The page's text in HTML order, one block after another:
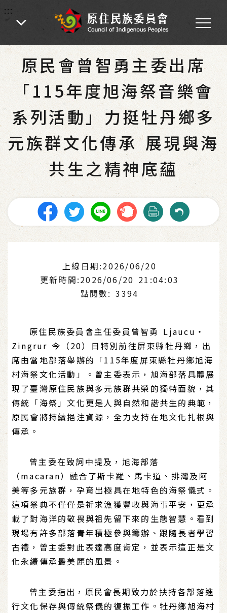
:::
:::
首頁 - 為民服務 - 最新消息 新聞稿
原民會曾智勇主委出席
「115年度旭海祭音樂會
系列活動」力挺牡丹鄉多
元族群文化傳承 展現與海
共生之精神底蘊
上線日期:2026/06/20
更新時間:2026/06/20 21:04:03
點閱數: 3394
原住民族委員會主任委員曾智勇 Ljaucu‧
Zingrur 今（20）日特別前往屏東縣牡丹鄉，出
席由當地部落舉辦的「115年度屏東縣牡丹鄉旭海
村海祭文化活動」。曾主委表示，旭海部落具體展
現了臺灣原住民族與多元族群共榮的獨特面貌，其
傳統「海祭」文化更是人與自然和諧共生的典範，
原民會將持續挹注資源，全力支持在地文化扎根與
傳承。
曾主委在致詞中提及，旭海部落
（macaran）融合了斯卡羅、馬卡道、排灣及阿
美等多元族群，孕育出極具在地特色的海祭儀式。
這項祭典不僅僅是祈求漁獲豐收與海事平安，更承
載了對海洋的敬畏與祖先留下來的生態智慧。看到
現場有許多部落青年積極參與籌辦、跟隨長者學習
古禮，曾主委對此表達高度肯定，並表示這正是文
化永續傳承最美麗的風景。
曾主委指出，原民會長期致力於扶持各部落進
行文化保存與傳統祭儀的復振工作。牡丹鄉旭海村